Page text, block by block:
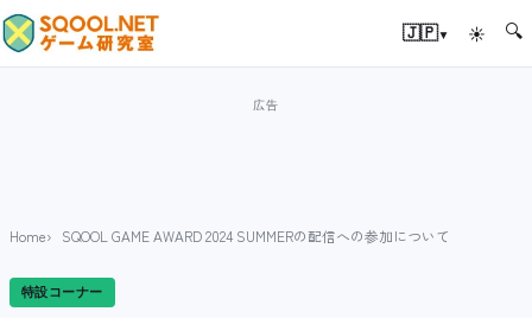
🇯🇵▾ ☀ 🔍
Home SQOOL GAME AWARD 2024 SUMMERの配信への参加について
特設コーナー